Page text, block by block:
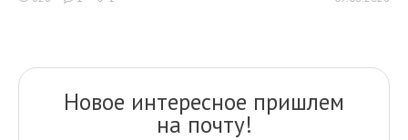
Новое интересное пришлем
на почту!